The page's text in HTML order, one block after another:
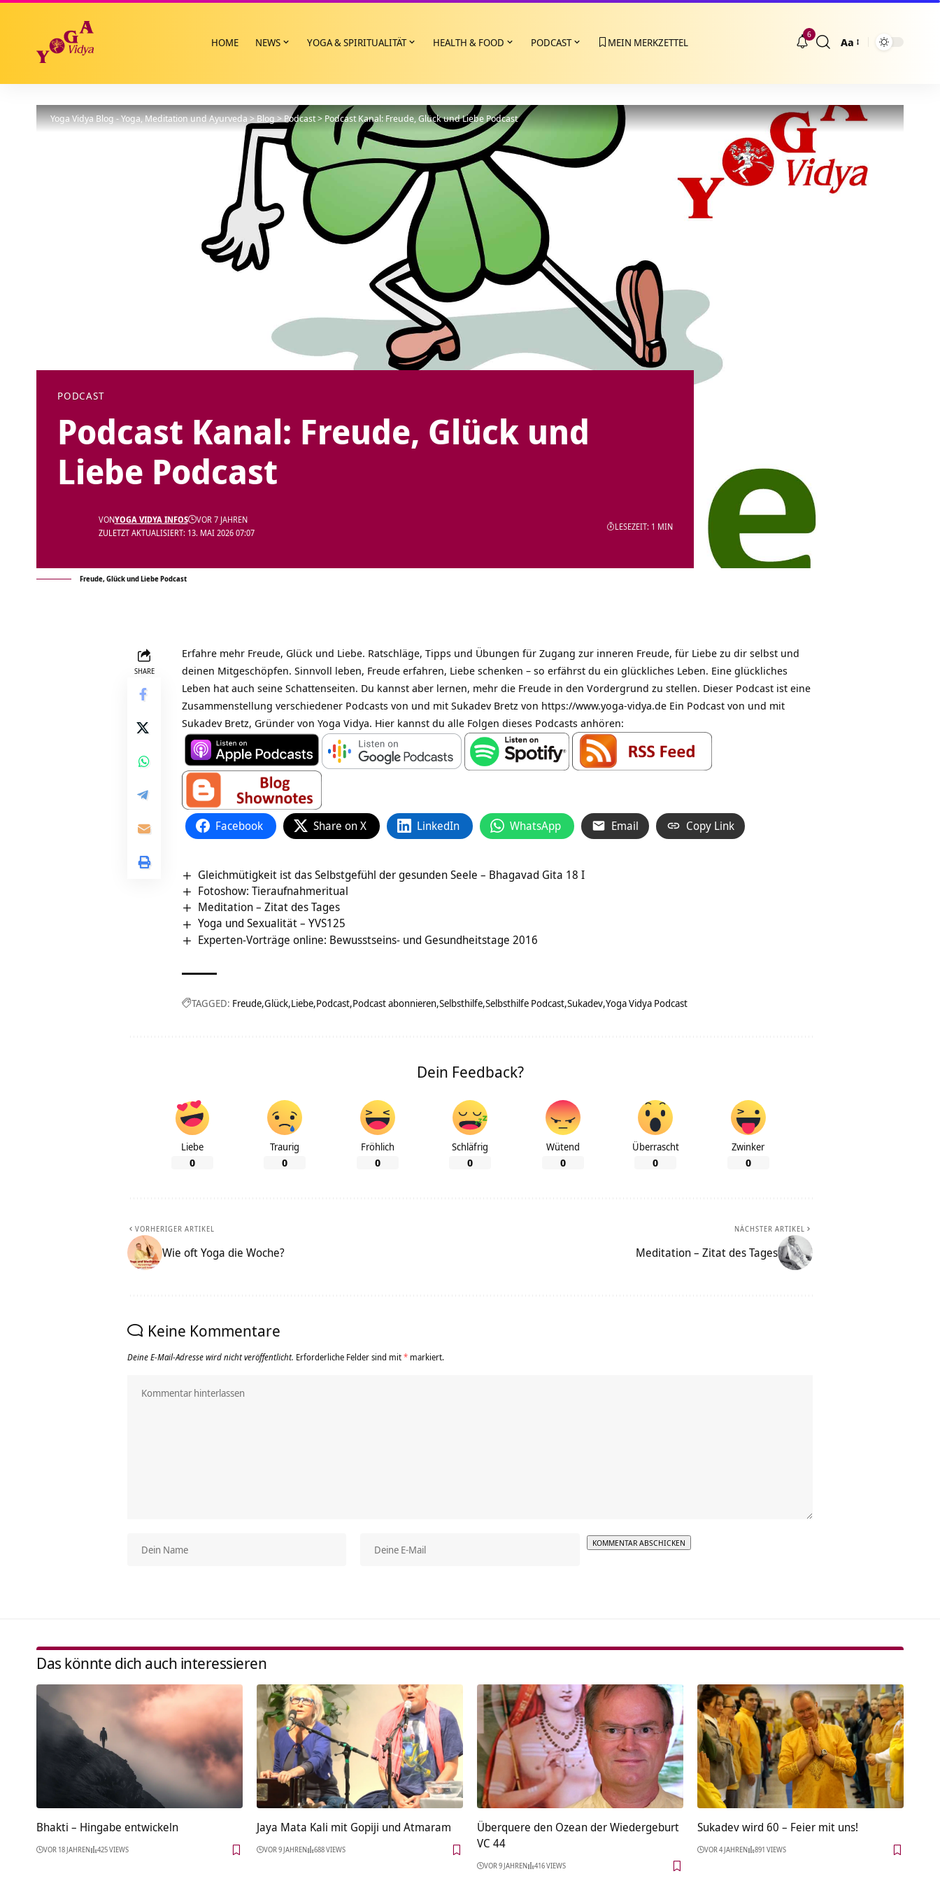
HOME NEWS YOGA & SPIRITUALITÄT HEALTH & FOOD PODCAST MEIN MERKZETTEL
6
Größenänderung
Aa
Yoga Vidya Blog - Yoga, Meditation und Ayurveda>Blog>Podcast>Podcast Kanal: Freude, Glück und Liebe Podcast
PODCAST
Podcast Kanal: Freude, Glück und
Liebe Podcast
ZULETZT AKTUALISIERT: 13. MAI 2026 07:07
VONYOGA VIDYA INFOS VOR 7 JAHREN
LESEZEIT: 1 MIN
Freude, Glück und Liebe Podcast
SHARE
Erfahre mehr Freude, Glück und Liebe. Ratschläge, Tipps und Übungen für Zugang zur inneren Freude, für Liebe zu dir selbst und
deinen Mitgeschöpfen. Sinnvoll leben, Freude erfahren, Liebe schenken – so erfährst du ein glückliches Leben. Eine glückliches
Leben hat auch seine Schattenseiten. Du kannst aber lernen, mehr die Freude in den Vordergrund zu stellen. Dieser Podcast ist eine
Zusammenstellung verschiedener Podcasts von und mit Sukadev Bretz von https://www.yoga-vidya.de Ein Podcast von und mit
Sukadev Bretz, Gründer von Yoga Vidya. Hier kannst du alle Folgen dieses Podcasts anhören:
Facebook Share on X LinkedIn WhatsApp Email Copy Link
Gleichmütigkeit ist das Selbstgefühl der gesunden Seele – Bhagavad Gita 18 I
Fotoshow: Tieraufnahmeritual
Meditation – Zitat des Tages
Yoga und Sexualität – YVS125
Experten-Vorträge online: Bewusstseins- und Gesundheitstage 2016
TAGGED: Freude Glück Liebe Podcast Podcast abonnieren Selbsthilfe Selbsthilfe Podcast Sukadev Yoga Vidya Podcast
Dein Feedback?
Liebe
0
Traurig
0
Fröhlich
0
Schläfrig
0
Wütend
0
Überrascht
0
Zwinker
0
VORHERIGER ARTIKEL
Wie oft Yoga die Woche?
NÄCHSTER ARTIKEL
Meditation – Zitat des Tages
Keine Kommentare
Deine E-Mail-Adresse wird nicht veröffentlicht. Erforderliche Felder sind mit* markiert.
Das könnte dich auch interessieren
Bhakti – Hingabe entwickeln
VOR 18 JAHREN 425 VIEWS
Jaya Mata Kali mit Gopiji und Atmaram
VOR 9 JAHREN 688 VIEWS
Überquere den Ozean der Wiedergeburt
VC 44
VOR 9 JAHREN 416 VIEWS
Sukadev wird 60 – Feier mit uns!
VOR 4 JAHREN 891 VIEWS